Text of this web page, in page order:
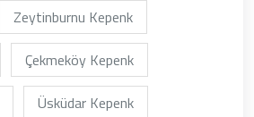
Zeytinburnu Kepenk
Çekmeköy Kepenk
Üsküdar Kepenk